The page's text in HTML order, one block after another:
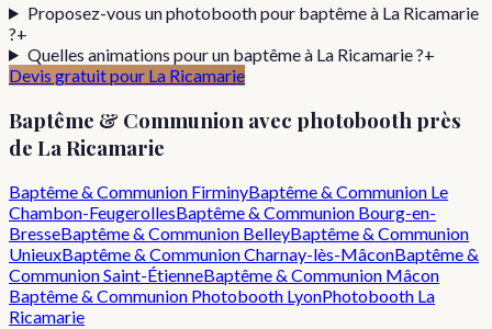
Proposez-vous un photobooth pour baptême à La Ricamarie
?+
Quelles animations pour un baptême à La Ricamarie ?+
Devis gratuit pour La Ricamarie
Baptême & Communion avec photobooth près
de La Ricamarie
Baptême & Communion FirminyBaptême & Communion Le
Chambon-FeugerollesBaptême & Communion Bourg-en-
BresseBaptême & Communion BelleyBaptême & Communion
UnieuxBaptême & CommunionCharnay-lès-MâconBaptême &
CommunionSaint-ÉtienneBaptême & Communion Mâcon
Baptême & Communion Photobooth LyonPhotobooth La
Ricamarie